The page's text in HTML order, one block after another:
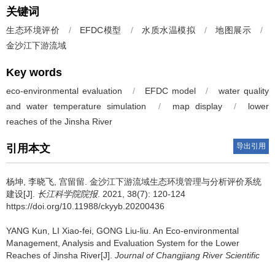
关键词
生态环境评价 / EFDC模型 / 水质水温模拟 / 地图展示
/
金沙江下游流域
Key words
eco-environmental evaluation / EFDC model /
water quality
and water temperature simulation
/ map display /
lower
reaches of the Jinsha River
引用本文 导出引用
杨坤, 李晓飞, 宫留留. 金沙江下游流域生态环境管理与分析评价系统
建设[J]. 长江科学院院报. 2021, 38(7): 120-124
https://doi.org/10.11988/ckyyb.20200436
YANG Kun, LI Xiao-fei, GONG Liu-liu. An Eco-environmental
Management, Analysis and Evaluation System for the Lower
Reaches of Jinsha River[J]. Journal of Changjiang River Scientific